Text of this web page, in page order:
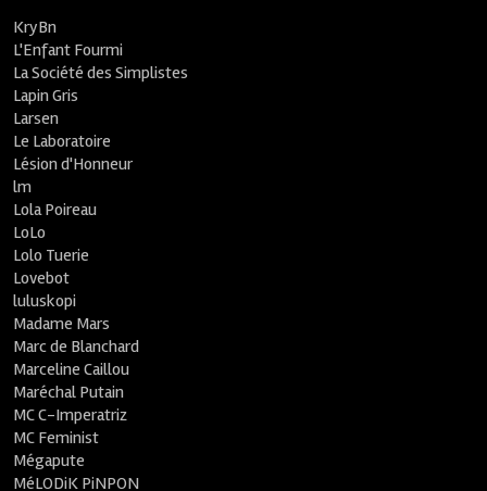
KryBn
L'Enfant Fourmi
La Société des Simplistes
Lapin Gris
Larsen
Le Laboratoire
Lésion d'Honneur
lm
Lola Poireau
LoLo
Lolo Tuerie
Lovebot
luluskopi
Madame Mars
Marc de Blanchard
Marceline Caillou
Maréchal Putain
MC C-Imperatriz
MC Feminist
Mégapute
MéLODiK PiNPON